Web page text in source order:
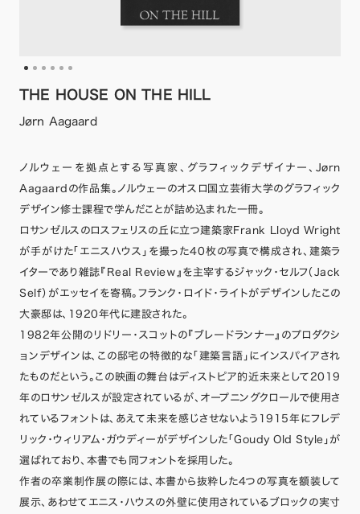
THE HOUSE ON THE HILL
Jørn Aagaard
ノルウェーを拠点とする写真家、グラフィックデザイナー、Jørn
Aagaardの作品集。ノルウェーのオスロ国立芸術大学のグラフィック
デザイン修士課程で学んだことが詰め込まれた一冊。
ロサンゼルスのロスフェリスの丘に立つ建築家Frank Lloyd Wright
が手がけた「エニスハウス」を撮った40枚の写真で構成され、建築ラ
イターであり雑誌『Real Review』を主宰するジャック・セルフ（Jack
Self）がエッセイを寄稿。フランク・ロイド・ライトがデザインしたこの
大豪邸は、1920年代に建設された。
1982年公開のリドリー・スコットの『ブレードランナー』のプロダクシ
ョンデザインは、この邸宅の特徴的な「建築言語」にインスパイアされ
たものだという。この映画の舞台はディストピア的近未来として2019
年のロサンゼルスが設定されているが、オープニングクロールで使用さ
れているフォントは、あえて未来を感じさせないよう1915年にフレデ
リック・ウィリアム・ガウディーがデザインした「Goudy Old Style」が
選ばれており、本書でも同フォントを採用した。
作者の卒業制作展の際には、本書から抜粋した4つの写真を額装して
展示、あわせてエニス・ハウスの外壁に使用されているブロックの実寸